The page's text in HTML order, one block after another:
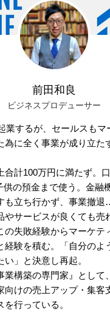
前田和良
ビジネスプロデューサー
業するが、セールスもマ
為に全く事業が成り立た
計100万円に満たず。
の預金まで使う。金融
も立ち行かず、事業撤退
サービスが良くても売
の失敗経験からマーケテ
経験を積む。「自分のよ
」と決意し再起。
構築の専門家』として
向けの売上アップ・集客
行っている。